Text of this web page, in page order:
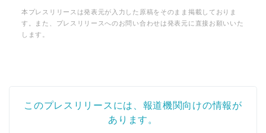
本プレスリリースは発表元が入力した原稿をそのまま掲載しておりま
す。また、プレスリリースへのお問い合わせは発表元に直接お願いいた
します。
このプレスリリースには、報道機関向けの情報が
あります。
Japanese